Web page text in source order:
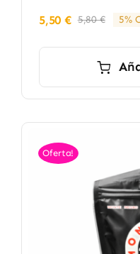
5,80€El
era:
5,50€
El
es:
5%
Oferta!